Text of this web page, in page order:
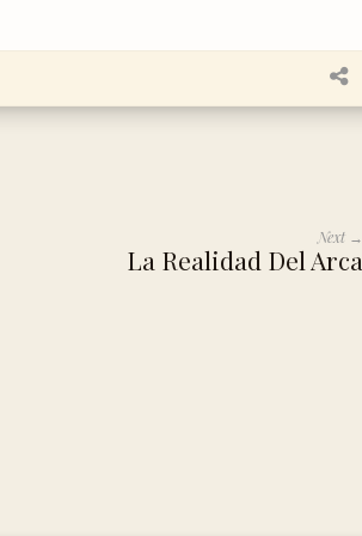
Next →
La Realidad Del Arca